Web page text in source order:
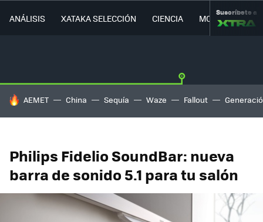
ANÁLISIS XATAKA SELECCIÓN CIENCIA MOVILIDAD
Suscríbete a
HOY SE HABLA DE
AEMET China Sequía Waze Fallout
Philips Fidelio SoundBar: nueva
barra de sonido 5.1 para tu salón